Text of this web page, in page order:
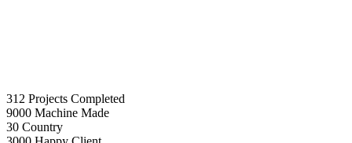
312 Projects Completed
9000 Machine Made
30 Country